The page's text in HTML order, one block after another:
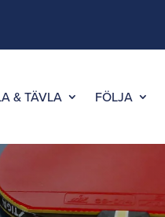
& TÄVLA FÖLJA